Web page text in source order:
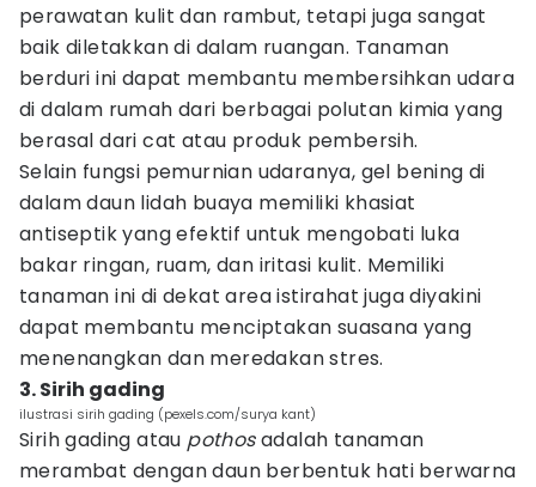
perawatan kulit dan rambut, tetapi juga sangat
baik diletakkan di dalam ruangan. Tanaman
berduri ini dapat membantu membersihkan udara
di dalam rumah dari berbagai polutan kimia yang
berasal dari cat atau produk pembersih.
Selain fungsi pemurnian udaranya, gel bening di
dalam daun lidah buaya memiliki khasiat
antiseptik yang efektif untuk mengobati luka
bakar ringan, ruam, dan iritasi kulit. Memiliki
tanaman ini di dekat area istirahat juga diyakini
dapat membantu menciptakan suasana yang
menenangkan dan meredakan stres.
3. Sirih gading
ilustrasi sirih gading (pexels.com/surya kant)
Sirih gading atau pothosadalah tanaman
merambat dengan daun berbentuk hati berwarna